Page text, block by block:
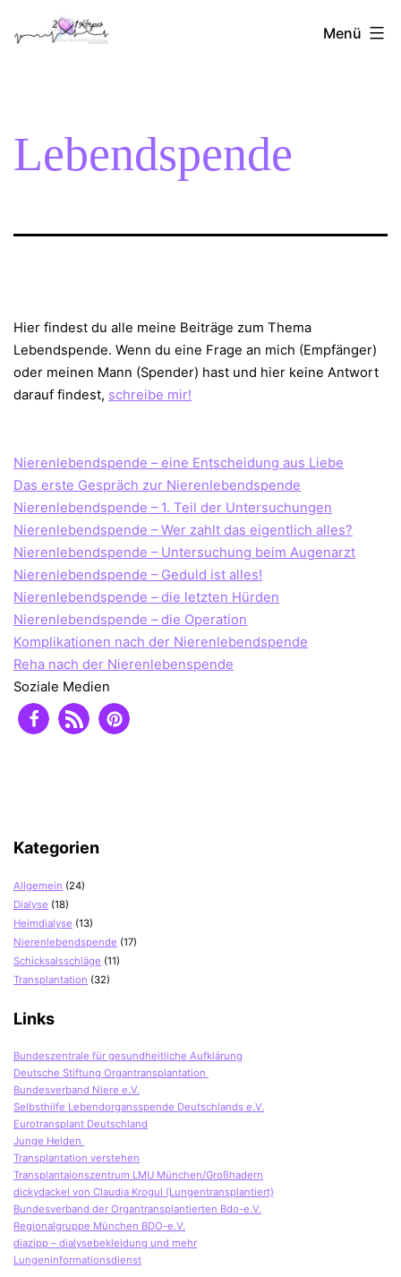
Inhalt2Herzen1Körper Menü
Lebendspende
Hier findest du alle meine Beiträge zum Thema
Lebendspende. Wenn du eine Frage an mich (Empfänger)
oder meinen Mann (Spender) hast und hier keine Antwort
darauf findest, schreibe mir!
Nierenlebendspende – eine Entscheidung aus Liebe
Das erste Gespräch zur Nierenlebendspende
Nierenlebendspende – 1. Teil der Untersuchungen
Nierenlebendspende – Wer zahlt das eigentlich alles?
Nierenlebendspende – Untersuchung beim Augenarzt
Nierenlebendspende – Geduld ist alles!
Nierenlebendspende – die letzten Hürden
Nierenlebendspende – die Operation
Komplikationen nach der Nierenlebendspende
Reha nach der Nierenlebenspende
Soziale Medien
Kategorien
Allgemein (24)
Dialyse (18)
Heimdialyse (13)
Nierenlebendspende (17)
Schicksalsschläge (11)
Transplantation (32)
Links
Bundeszentrale für gesundheitliche Aufklärung
Deutsche Stiftung Organtransplantation
Bundesverband Niere e.V.
Selbsthilfe Lebendorgansspende Deutschlands e.V.
Eurotransplant Deutschland
Junge Helden
Transplantation verstehen
Transplantaionszentrum LMU München/Großhadern
dickydackel von Claudia Krogul (Lungentransplantiert)
Bundesverband der Organtransplantierten Bdo-e.V.
Regionalgruppe München BDO-e.V.
diazipp – dialysebekleidung und mehr
Lungeninformationsdienst